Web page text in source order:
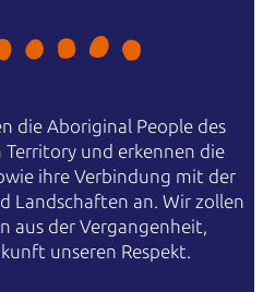
die Aboriginal People des
und erkennen die
ihre Verbindung mit der
Landschaften an. Wir zollen
aus der Vergangenheit,
unseren Respekt.